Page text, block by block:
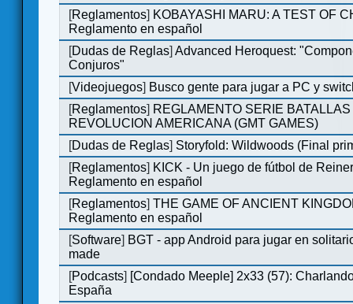
[Reglamentos] KOBAYASHI MARU: A TEST OF
Reglamento en español
[Dudas de Reglas]Advanced Heroquest:
Conjuros"
[Videojuegos] Busco gente para jugar a PC y
[Reglamentos] REGLAMENTO SERIE
REVOLUCION AMERICANA (GMT GAMES)
[Dudas de Reglas] Storyfold: Wildwoods (Final
[Reglamentos] KICK - Un juego de fútbol de
Reglamento en español
[Reglamentos]THE GAME OF ANCIENT
Reglamento en español
[Software] BGT - app Android para jugar en
made
[Podcasts] [Condado Meeple] 2x33 (57):
España